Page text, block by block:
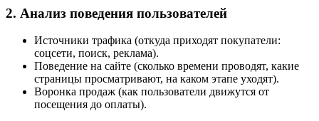
2. Анализ поведения пользователей
Источники трафика (откуда приходят покупатели:
соцсети, поиск, реклама).
Поведение на сайте (сколько времени проводят, какие
страницы просматривают, на каком этапе уходят).
Воронка продаж (как пользователи движутся от
посещения до оплаты).